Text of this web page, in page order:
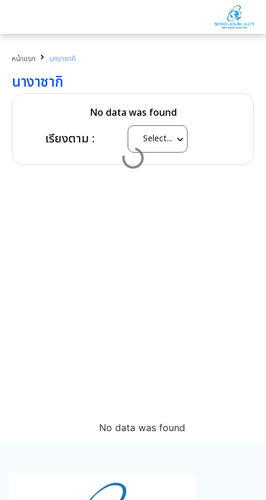
หน้าแรก นางาซากิ
นางาซากิ
No data was found
เรียงตาม :
No data was found